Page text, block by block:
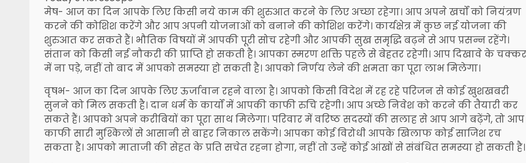
मेष- आज का दिन आपके लिए किसी नये काम की शुरुआत करने के लिए अच्छा रहेगा। आप अपने खर्चों को नियंत्रण
करने की कोशिश करेंगे और आप अपनी योजनाओं को बनाने की कोशिश करेंगे। कार्यक्षेत्र में कुछ नई योजना की
शुरुआत कर सकते हैं। भौतिक विषयों में आपकी पूरी सोच रहेगी और आपकी सुख समृद्धि बढ़ने से आप प्रसन्न रहेंगे।
संतान को किसी नई नौकरी की प्राप्ति हो सकती है। आपका स्मरण शक्ति पहले से बेहतर रहेगी। आप दिखावे के चक्कर
में ना पड़े, नहीं तो बाद में आपको समस्या हो सकती है। आपको निर्णय लेने की क्षमता का पूरा लाभ मिलेगा।
वृषभ- आज का दिन आपके लिए ऊर्जावान रहने वाला है। आपको किसी विदेश में रह रहे परिजन से कोई खुशखबरी
सुनने को मिल सकती है। दान धर्म के कार्यों में आपकी काफी रुचि रहेगी। आप अच्छे निवेश को करने की तैयारी कर
सकते हैं। आपको अपने करीबियों का पूरा साथ मिलेगा। परिवार में वरिष्ठ सदस्यों की सलाह से आप आगे बढ़ेंगे, तो आप
काफी सारी मुश्किलों से आसानी से बाहर निकाल सकेंगे। आपका कोई विरोधी आपके खिलाफ कोई साजिश रच
सकता है। आपको माताजी की सेहत के प्रति सचेत रहना होगा, नहीं तो उन्हें कोई आंखों से संबंधित समस्या हो सकती है।